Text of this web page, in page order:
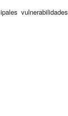
vulnerabilidades